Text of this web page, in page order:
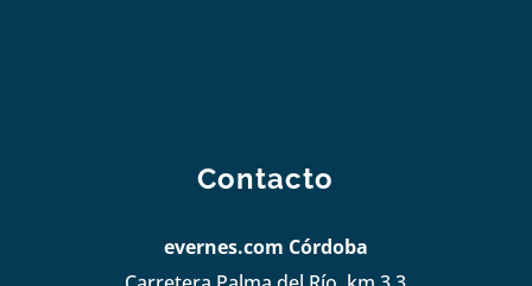
Contacto
evernes.com Córdoba